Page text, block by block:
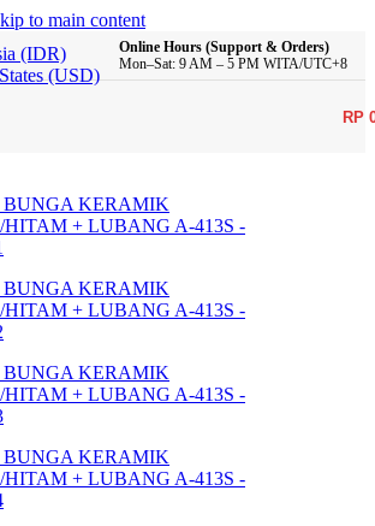
to main content
(IDR)
(USD)
Online Hours (Support & Orders)
Mon–Sat: 9 AM – 5 PM WITA/UTC+8
RP